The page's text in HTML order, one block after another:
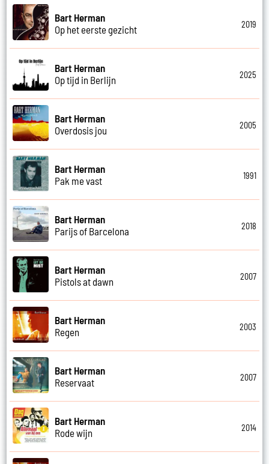
Bart Herman
Op het eerste gezicht
2019
Bart Herman
Op tijd in Berlijn
2025
Bart Herman
Overdosis jou
2005
Bart Herman
Pak me vast
1991
Bart Herman
Parijs of Barcelona
2018
Bart Herman
Pistols at dawn
2007
Bart Herman
Regen
2003
Bart Herman
Reservaat
2007
Bart Herman
Rode wijn
2014